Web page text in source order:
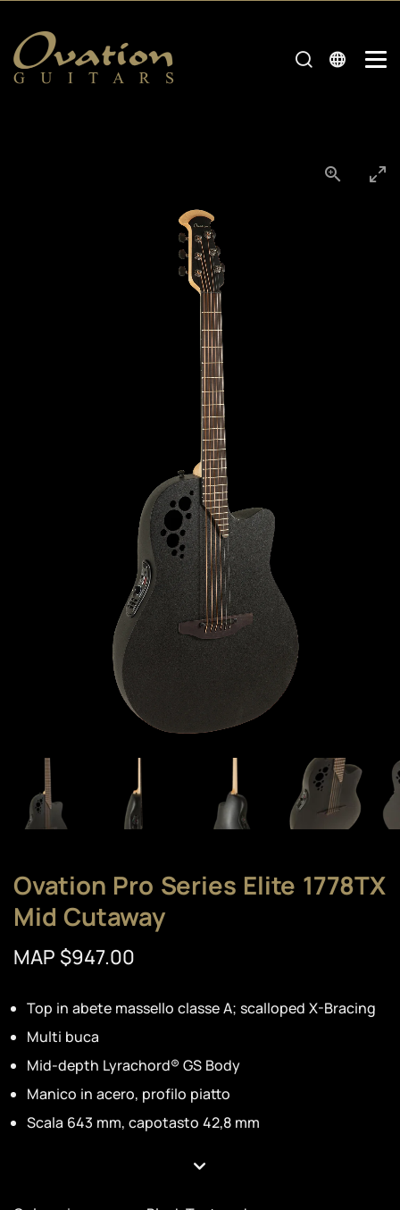
Ovation Pro Series Elite 1778TX
Mid Cutaway
MAP $947.00
Top in abete massello classe A; scalloped X-Bracing
Multi buca
Mid-depth Lyrachord® GS Body
Manico in acero, profilo piatto
Scala 643 mm, capotasto 42,8 mm